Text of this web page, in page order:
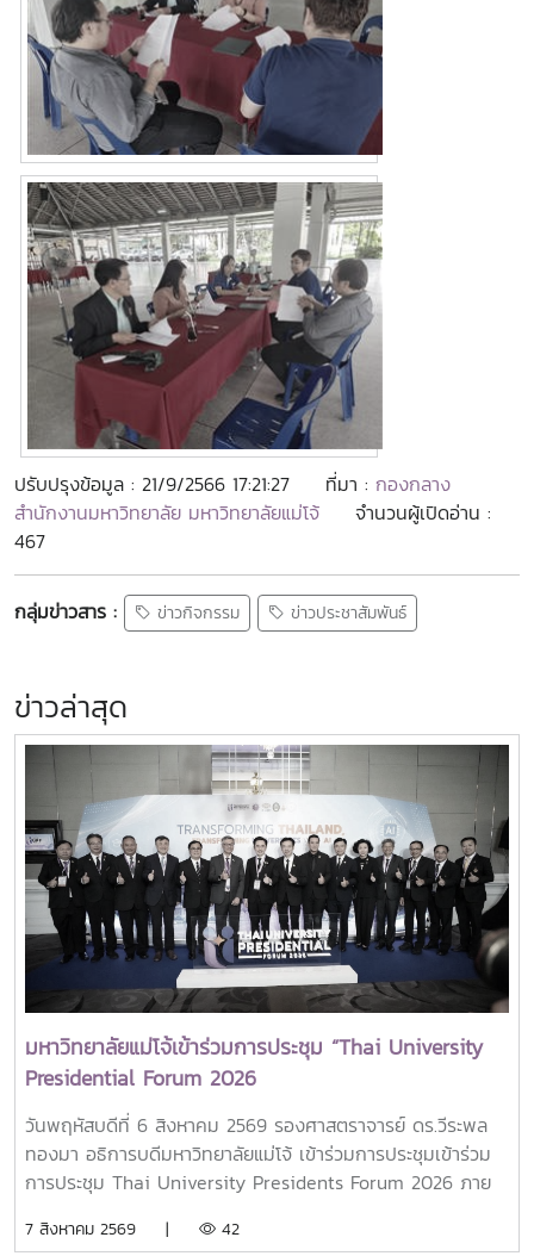
ปรับปรุงข้อมูล : 21/9/2566 17:21:27 ที่มา : กองกลาง
สำนักงานมหาวิทยาลัย มหาวิทยาลัยแม่โจ้
จำนวนผู้เปิดอ่าน :
467
กลุ่มข่าวสาร : ข่าวกิจกรรม ข่าวประชาสัมพันธ์
ข่าวล่าสุด
มหาวิทยาลัยแม่โจ้เข้าร่วมการประชุม “Thai University
Presidential Forum 2026
วันพฤหัสบดีที่ 6 สิงหาคม 2569 รองศาสตราจารย์ ดร.วีระพล
ทองมา อธิการบดีมหาวิทยาลัยแม่โจ้ เข้าร่วมการประชุมเข้าร่วม
การประชุม Thai University Presidents Forum 2026 ภาย
ได้รับเกียรติจาก ศาสตราจารย์ ดร.ยศชนัน วงศ์สวัสดิ์ รองนายก
7 สิงหาคม 2569 | 42